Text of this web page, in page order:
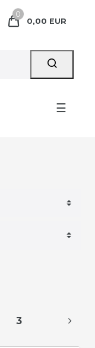
0
0,00 EUR
☰
3